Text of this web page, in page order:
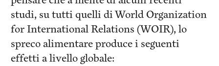
studi, su tutti quelli di World Organization
for International Relations (WOIR), lo
spreco alimentare produce i seguenti
effetti a livello globale: